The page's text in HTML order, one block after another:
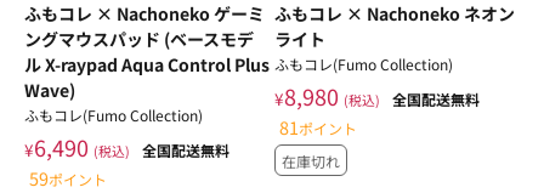
ふもコレ × Nachoneko ゲーミ
ングマウスパッド (ベースモデ
ル X-raypad Aqua Control Plus
Wave)
ふもコレ(Fumo Collection)
¥6,490 (税込) 全国配送無料
59ポイント
ふもコレ × Nachoneko ネオン
ライト
ふもコレ(Fumo Collection)
¥8,980 (税込) 全国配送無料
81 ポイント
在庫切れ